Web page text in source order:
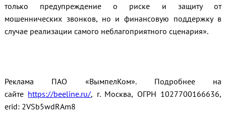
только предупреждение о риске и защиту от
мошеннических звонков, но и финансовую поддержку в
случае реализации самого неблагоприятного сценария».
Реклама ПАО «ВымпелКом». Подробнее на
сайте https://beeline.ru/, г. Москва, ОГРН 1027700166636,
erid: 2VSb5wdRAm8